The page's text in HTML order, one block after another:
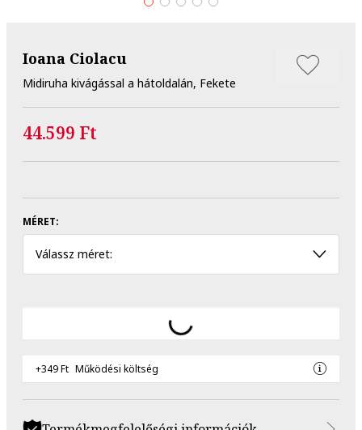
Ioana Ciolacu
Midiruha kivágással a hátoldalán, Fekete
44.599 Ft
MÉRET:
Válassz méret:
+349 Ft Működési költség